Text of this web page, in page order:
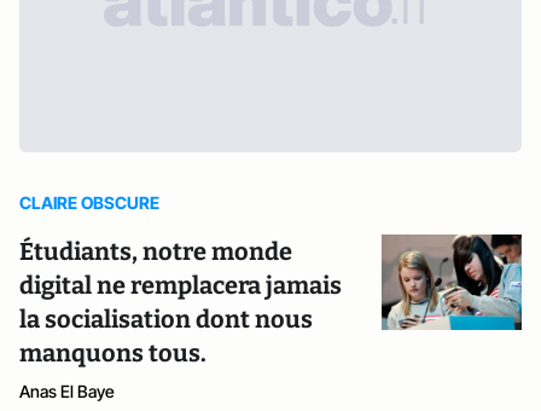
CLAIRE OBSCURE
Étudiants, notre monde
digital ne remplacera jamais
la socialisation dont nous
manquons tous.
Anas El Baye